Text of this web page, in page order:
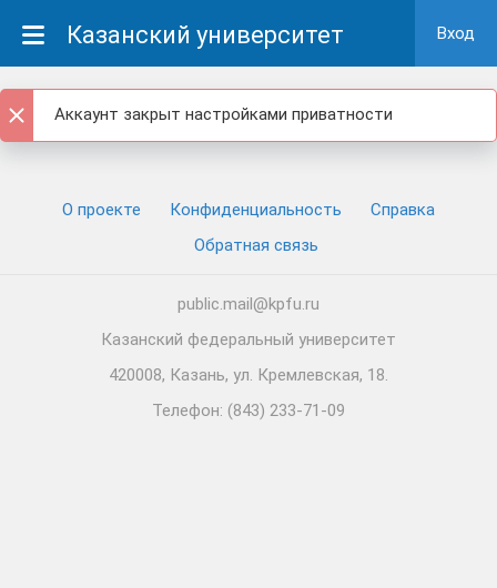
Казанский университет Вход
Аккаунт закрыт настройками приватности
О проекте Конфиденциальность
Cправка
Обратная связь
public.mail@kpfu.ru
Казанский федеральный университет
420008, Казань, ул. Кремлевская, 18.
Телефон: (843) 233-71-09